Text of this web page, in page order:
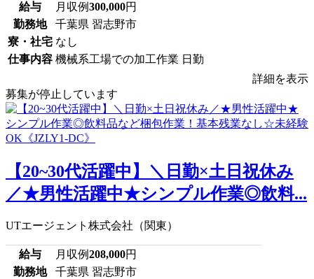
給与 月収例300,000円
勤務地
千葉県 習志野市
寮・社宅 なし
仕事内容 機械系工場での加工作業 日勤
詳細を表示
募集が停止しています
【20~30代活躍中】＼日勤×土日祝休み
／★男性活躍中★シンプル作業◎飲料...
UTエージェント株式会社（関東）
給与 月収例208,000円
勤務地
千葉県 習志野市